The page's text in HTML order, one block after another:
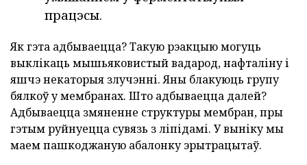
працэсы.
Як гэта адбываецца? Такую рэакцыю могуць
выклікаць мышьяковистый вадарод, нафталіну і
яшчэ некаторыя злучэнні. Яны блакуюць групу
бялкоў у мембранах. Што адбываецца далей?
Адбываецца змяненне структуры мембран, пры
гэтым руйнуецца сувязь з ліпідамі. У выніку мы
маем пашкоджаную абалонку эрытрацытаў.